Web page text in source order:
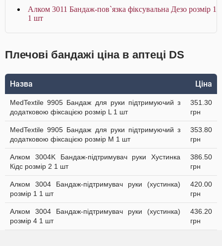
Алком 3011 Бандаж-пов`язка фіксувальна Дезо розмір 1
1 шт
Плечові бандажі ціна в аптеці DS
Назва Ціна
MedTextile 9905 Бандаж для руки підтримуючий з
додатковою фіксацією розмір L 1 шт
351.30
грн
MedTextile 9905 Бандаж для руки підтримуючий з
додатковою фіксацією розмір M 1 шт
353.80
грн
Алком 3004K Бандаж-підтримувач руки Хустинка
Кідс розмір 2 1 шт
386.50
грн
Алком 3004 Бандаж-підтримувач руки (хустинка)
розмір 1 1 шт
420.00
грн
Алком 3004 Бандаж-підтримувач руки (хустинка)
розмір 4 1 шт
436.20
грн